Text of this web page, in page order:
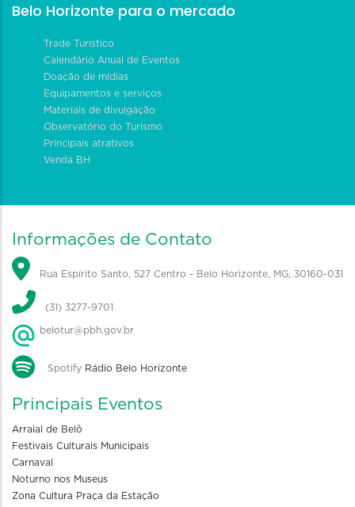
Belo Horizonte para o mercado
Trade Turístico
Calendário Anual de Eventos
Doação de mídias
Equipamentos e serviços
Materiais de divulgação
Observatório do Turismo
Principais atrativos
Venda BH
Informações de Contato
Rua Espírito Santo, 527 Centro - Belo Horizonte, MG, 30160-031
(31) 3277-9701
belotur@pbh.gov.br
Spotify Rádio Belo Horizonte
Principais Eventos
Arraial de Belô
Festivais Culturais Municipais
Carnaval
Noturno nos Museus
Zona Cultura Praça da Estação